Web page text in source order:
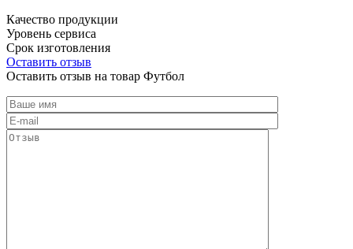
Качество продукции
Уровень сервиса
Срок изготовления
Оставить отзыв
Оставить отзыв на товар Футбол